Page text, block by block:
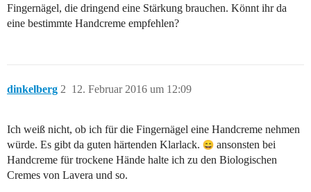
Fingernägel, die dringend eine Stärkung brauchen. Könnt ihr da
eine bestimmte Handcreme empfehlen?
dinkelberg 12. Februar 2016 um 12:09
2
Ich weiß nicht, ob ich für die Fingernägel eine Handcreme nehmen
würde. Es gibt da guten härtenden Klarlack.
ansonsten bei
Handcreme für trockene Hände halte ich zu den Biologischen
Cremes von Lavera und so.